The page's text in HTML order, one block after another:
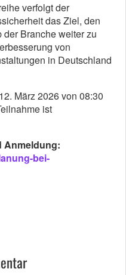
verfolgt der
das Ziel, den
Branche weiter zu
von
in Deutschland
März 2026 von 08:30
ist
Anmeldung:
bei-